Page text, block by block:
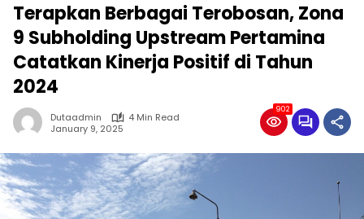
Terapkan Berbagai Terobosan, Zona
9 Subholding Upstream Pertamina
Catatkan Kinerja Positif di Tahun
2024
Dutaadmin
4 Min Read
January 9, 2025
902